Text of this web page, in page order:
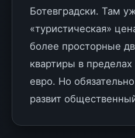
Ботевградски. Там
«туристическая»
более просторные
квартиры в
евро. Но
развит